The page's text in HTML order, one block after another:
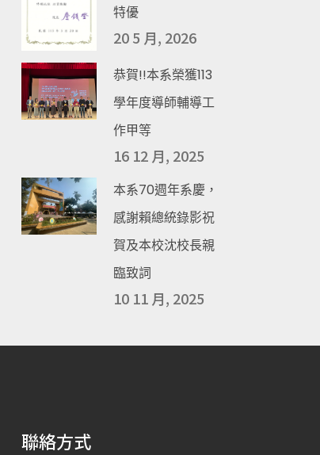
特優
20 5 月, 2026
恭賀!!本系榮獲113
學年度導師輔導工
作甲等
16 12 月, 2025
本系70週年系慶，
感謝賴總統錄影祝
賀及本校沈校長親
臨致詞
10 11 月, 2025
聯絡方式